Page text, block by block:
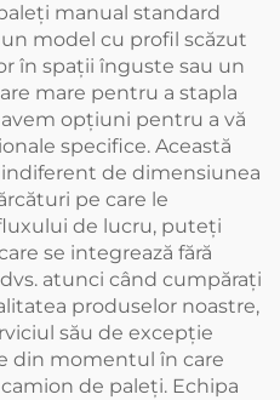
manual standard
model cu profil scăzut
în spații înguste sau un
mare pentru a stapla
opțiuni pentru a vă
specifice. Această
de dimensiunea
pe care le
de lucru, puteți
se integrează fără
atunci când cumpărați
produselor noastre,
său de excepţie
din momentul în care
de paleţi. Echipa